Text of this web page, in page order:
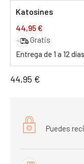
Katosines
44,95 €
Gratis
Entrega de 1 a 12 días
44,95 €
Puedes